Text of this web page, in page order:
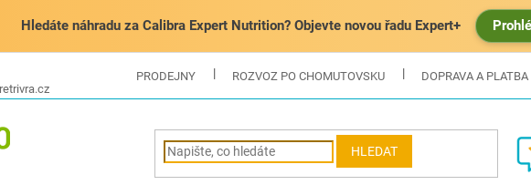
Hledáte náhradu za Calibra Expert Nutrition? Objevte novou řadu Expert+
PRODEJNY ROZVOZ PO CHOMUTOVSKU DOPRAVA A PLATBA
HLEDAT